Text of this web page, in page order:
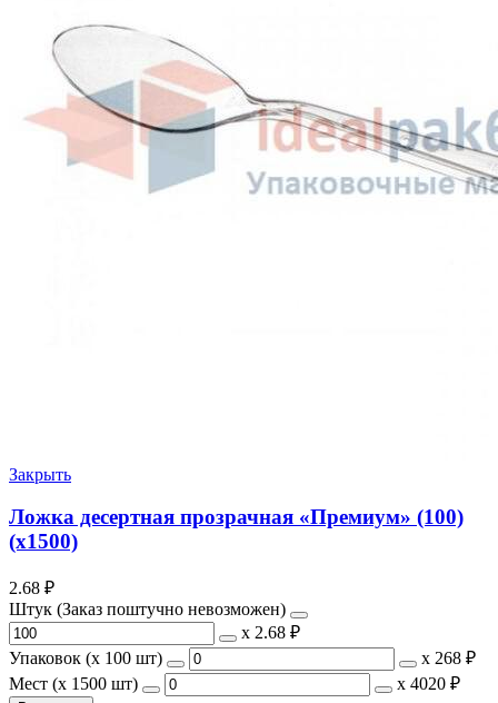
Закрыть
Ложка десертная прозрачная «Премиум» (100)
(х1500)
2.68 ₽
Штук (Заказ поштучно невозможен)
х 2.68 ₽
Упаковок (x 100 шт)
х 268 ₽
Мест (x 1500 шт)
х 4020 ₽